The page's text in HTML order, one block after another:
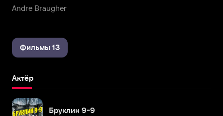
Andre Braugher
Фильмы 13
Актёр
Бруклин 9-9